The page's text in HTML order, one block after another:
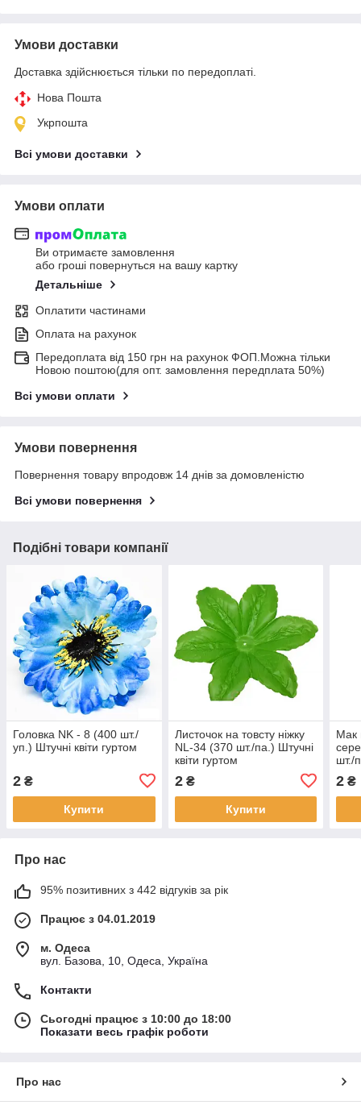
Умови доставки
Доставка здійснюється тільки по передоплаті.
Нова Пошта
Укрпошта
Всі умови доставки
Умови оплати
Ви отримаєте замовлення
або гроші повернуться на вашу картку
Детальніше
Оплатити частинами
Оплата на рахунок
Передоплата від 150 грн на рахунок ФОП.Можна тільки
Новою поштою(для опт. замовлення передплата 50%)
Всі умови оплати
Умови повернення
Повернення товару впродовж 14 днів за домовленістю
Всі умови повернення
Подібні товари компанії
Головка NK - 8 (400 шт./
уп.) Штучні квіти гуртом
2 ₴
Купити
Листочок на товсту ніжку
NL-34 (370 шт./па.) Штучні
квіти гуртом
2₴
Купити
Мак
шт./
2 ₴
Про нас
95% позитивних з 442 відгуків за рік
Працює з 04.01.2019
м. Одеса
вул. Базова, 10, Одеса, Україна
Контакти
Сьогодні працює з 10:00 до 18:00
Показати весь графік роботи
Про нас